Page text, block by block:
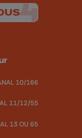
10/166
11/12/55
13 OU 65